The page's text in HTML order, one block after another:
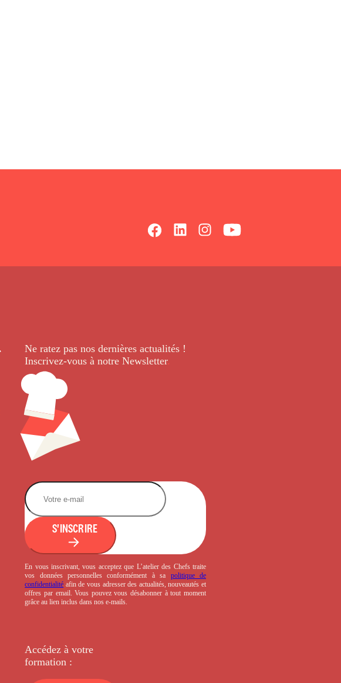
Ne ratez pas nos dernièresactualités !
Inscrivez-vous à notre Newsletter.
S'INSCRIRE
En vous inscrivant, vous acceptez que L’atelier des Chefs traite
vos données personnelles conformément à sa politique de
confidentialité afin de vous adresser des actualités, nouveautés et
offres par email. Vous pouvez vous désabonner à tout moment
grâce au lien inclus dans nos e-mails.
Accédez à votre
formation :